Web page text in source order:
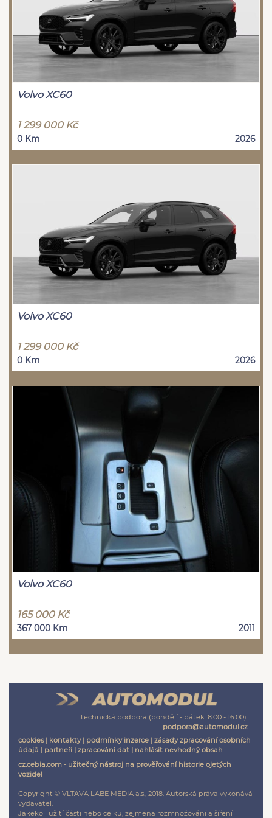
Volvo XC60
1 299 000 Kč
0 Km 2026
Volvo XC60
1 299 000 Kč
0 Km 2026
Volvo XC60
165 000 Kč
367 000 Km 2011
technická podpora (pondělí - pátek: 8:00 - 16:00):
podpora@automodul.cz
cookies| kontakty| podmínky inzerce | zásady zpracování osobních
údajů | partneři | zpracování dat | nahlásit nevhodný obsah
cz.cebia.com - užitečný nástroj na prověřování historie ojetých
vozidel
Copyright © VLTAVA LABE MEDIA a.s., 2018. Autorská práva vykonává
vydavatel.
Jakékoli užití části nebo celku, zejména rozmnožování a šíření